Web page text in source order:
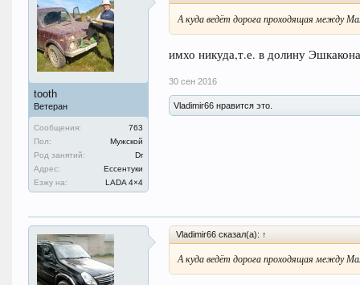
tooth
Ветеран
Сообщения:
763
Пол:
Мужской
Род занятий:
Dr
Адрес:
Ессентуки
Езжу на:
LADA 4×4
А куда ведёт дорога проходящая
имхо никуда,т.е. в долину
30 сен 2016
Vladimir66 нравится это.
Vladimir66 сказал(а): ↑
А куда ведёт дорога проходящая